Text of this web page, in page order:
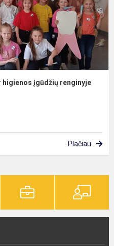
įgūdžių renginyje
Plačiau